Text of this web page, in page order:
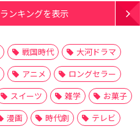
ランキングを表示
戦国時代
大河ドラマ
アニメ
ロングセラー
スイーツ 雑学
お菓子
漫画 時代劇
テレビ